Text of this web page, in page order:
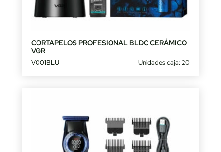
CORTAPELOS PROFESIONAL BLDC CERÁMICO
VGR
V001BLU Unidades caja: 20